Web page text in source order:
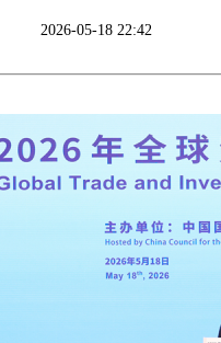
2026-05-18 22:42